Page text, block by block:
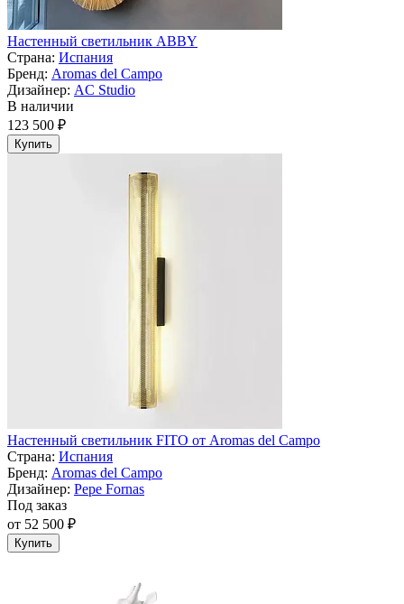
Настенный светильник ABBY
Страна: Испания
Бренд: Aromas del Campo
Дизайнер: AC Studio
В наличии
123 500 ₽
Купить
Настенный светильник FITO от Aromas del Campo
Страна: Испания
Бренд: Aromas del Campo
Дизайнер: Pepe Fornas
Под заказ
от 52 500 ₽
Купить